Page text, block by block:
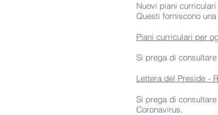
Nuovi piani
Questi forniscono
Piani curriculari per
Si prega di
Lettera del Preside -
Si prega di
Coronavirus.